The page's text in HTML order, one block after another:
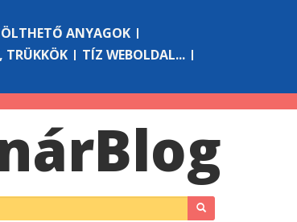
ANYAGOK
TRÜKKÖK
TÍZ WEBOLDAL...
Blog